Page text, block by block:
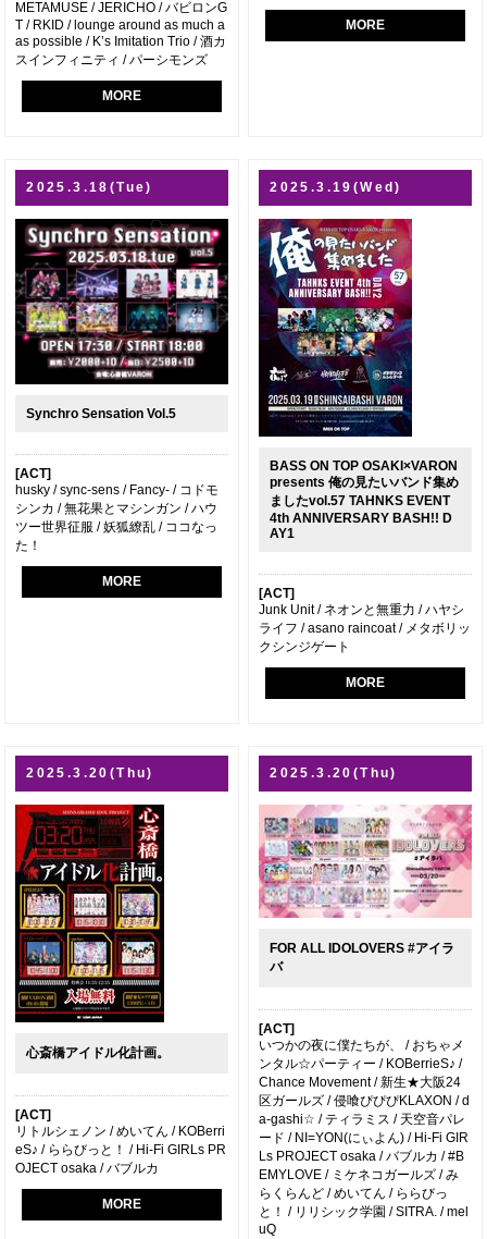
METAMUSE / JERICHO / バビロンG
T / RKID / lounge around as much a
as possible / K’s Imitation Trio / 酒カ
スインフィニティ / パーシモンズ
MORE
MORE
2025.3.18(Tue)
Synchro Sensation Vol.5
[ACT]
husky / sync-sens / Fancy- / コドモ
シンカ / 無花果とマシンガン / ハウ
ツー世界征服 / 妖狐繚乱 / ココなっ
た！
MORE
2025.3.19(Wed)
BASS ON TOP OSAKI×VARON
presents 俺の見たいバンド集め
ましたvol.57 TAHNKS EVENT
4th ANNIVERSARY BASH!! D
AY1
[ACT]
Junk Unit / ネオンと無重力 / ハヤシ
ライフ / asano raincoat / メタボリッ
クシンジゲート
MORE
2025.3.20(Thu)
心斎橋アイドル化計画。
[ACT]
リトルシェノン / めいてん / KOBerri
eS♪ / ららびっと！ / Hi-Fi GIRLs PR
OJECT osaka / バブルカ
MORE
2025.3.20(Thu)
FOR ALL IDOLOVERS #アイラ
バ
[ACT]
いつかの夜に僕たちが、 / おちゃメ
ンタル☆パーティー / KOBerrieS♪ /
Chance Movement / 新生★大阪24
区ガールズ / 侵喰ぴぴぴKLAXON / d
a-gashi☆ / ティラミス / 天空音パレ
ード / NI=YON(にぃよん) / Hi-Fi GIR
Ls PROJECT osaka / バブルカ / #B
EMYLOVE / ミケネコガールズ / み
らくらんど / めいてん / ららびっ
と！ / リリシック学園 / SITRA. / mel
uQ